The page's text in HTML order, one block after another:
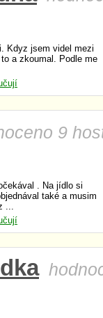
Kdyz jsem videl mezi
a zkoumal. Podle me
9
. Na jídlo si
také a musim
...